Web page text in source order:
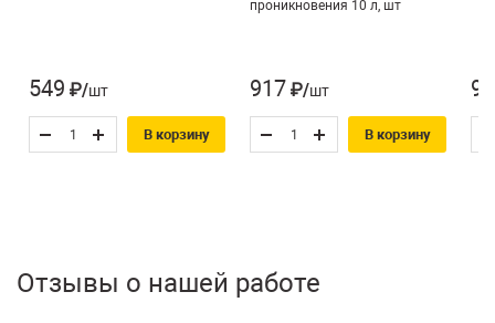
549 ₽/шт
В корзину
проникновения 10 л, шт
917 ₽/шт
В корзину
Отзывы о нашей работе